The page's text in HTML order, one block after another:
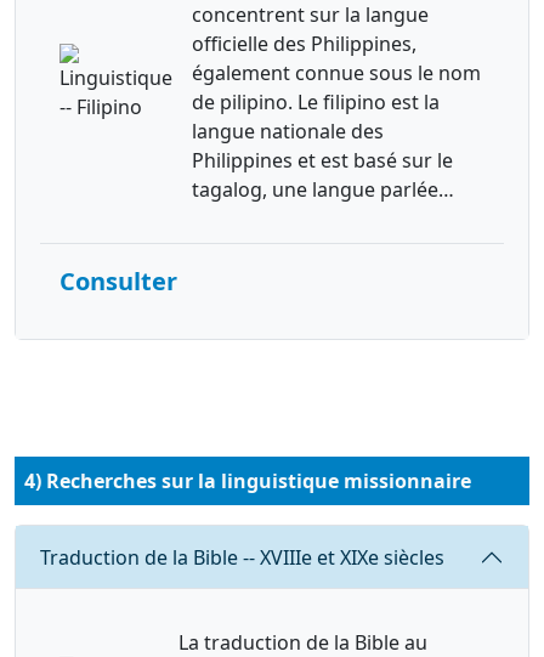
concentrent sur la langue
officielle des Philippines,
également connue sous le nom
de pilipino. Le filipino est la
langue nationale des
Philippines et est basé sur le
tagalog, une langue parlée…
Consulter
4) Recherches sur la linguistique missionnaire
Requête
Traduction de la Bible -- XVIIIe et XIXe siècles
La traduction de la Bible au